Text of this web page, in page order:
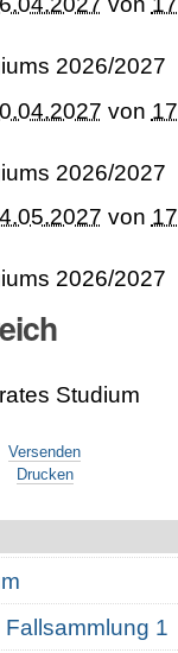
2026/2027
von
2026/2027
von
2026/2027
Studium
Versenden
Drucken
1